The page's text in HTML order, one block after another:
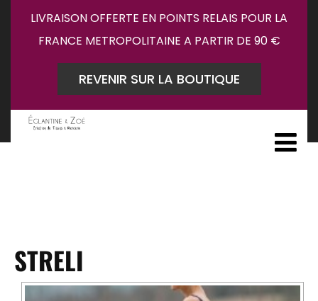
LIVRAISON OFFERTE EN POINTS RELAIS POUR LA
FRANCE METROPOLITAINE A PARTIR DE 90 €
REVENIR SUR LA BOUTIQUE
STRELI